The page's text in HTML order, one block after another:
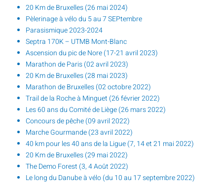
20 Km de Bruxelles (26 mai 2024)
Pèlerinage à vélo du 5 au 7 SEPtembre
Parasismique 2023-2024
Septra 170K – UTMB Mont-Blanc
Ascension du pic de Nore (17-21 avril 2023)
Marathon de Paris (02 avril 2023)
20 Km de Bruxelles (28 mai 2023)
Marathon de Bruxelles (02 octobre 2022)
Trail de la Roche à Minguet (26 février 2022)
Les 60 ans du Comité de Liège (26 mars 2022)
Concours de pêche (09 avril 2022)
Marche Gourmande (23 avril 2022)
40 km pour les 40 ans de la Ligue (7, 14 et 21 mai 2022)
20 Km de Bruxelles (29 mai 2022)
The Demo Forest (3, 4 Août 2022)
Le long du Danube à vélo (du 10 au 17 septembre 2022)